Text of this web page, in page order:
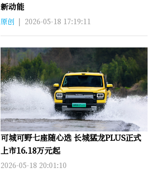
新动能
原创 | 2026-05-18 17:19:11
可城可野七座随心选 长城猛龙PLUS正式
上市16.18万元起
2026-05-18 20:01:10